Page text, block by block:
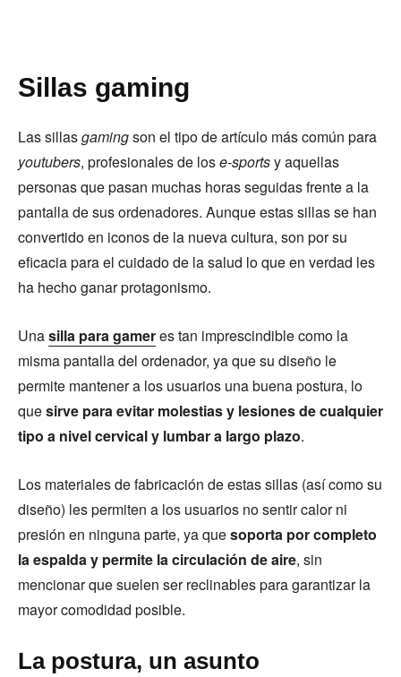
Sillas gaming
Las sillasgamingson el tipo de artículo más común para
youtubers, profesionales de lose-sportsy aquellas
personas que pasan muchas horas seguidas frente a la
pantalla de sus ordenadores. Aunque estas sillas se han
convertido en iconos de la nueva cultura, son por su
eficacia para el cuidado de la salud lo que en verdad les
ha hecho ganar protagonismo.
Unasilla para gameres tan imprescindible como la
misma pantalla del ordenador, ya que su diseño le
permite mantener a los usuarios una buena postura, lo
quesirve para evitar molestias y lesiones de cualquier
tipo a nivel cervical y lumbar a largo plazo.
Los materiales de fabricación de estas sillas (así como su
diseño) les permiten a los usuarios no sentir calor ni
presión en ninguna parte, ya quesoporta por completo
la espalda y permite la circulación de aire, sin
mencionar que suelen ser reclinables para garantizar la
mayor comodidad posible.
La postura, un asunto